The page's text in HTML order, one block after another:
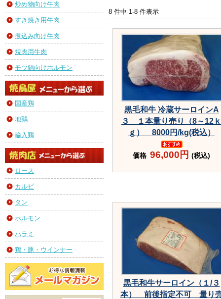
炒め物向け牛肉
すき焼き用牛肉
煮込み向け牛肉
焼肉用牛肉
モツ鍋向けホルモン
国産鶏
地鶏
輸入鶏
ロース
カルビ
タン
ホルモン
ハラミ
鶏・豚・ウインナー
8 件中 1-8 件表示
黒毛和牛 冷蔵サーロインA
３ １本量り売り（8～12ｋ
ｇ） 8000円/kg(税込）
価格 96,000円 (税込)
黒毛和牛サーロイン（１/３
本） 前後指定不可 量り